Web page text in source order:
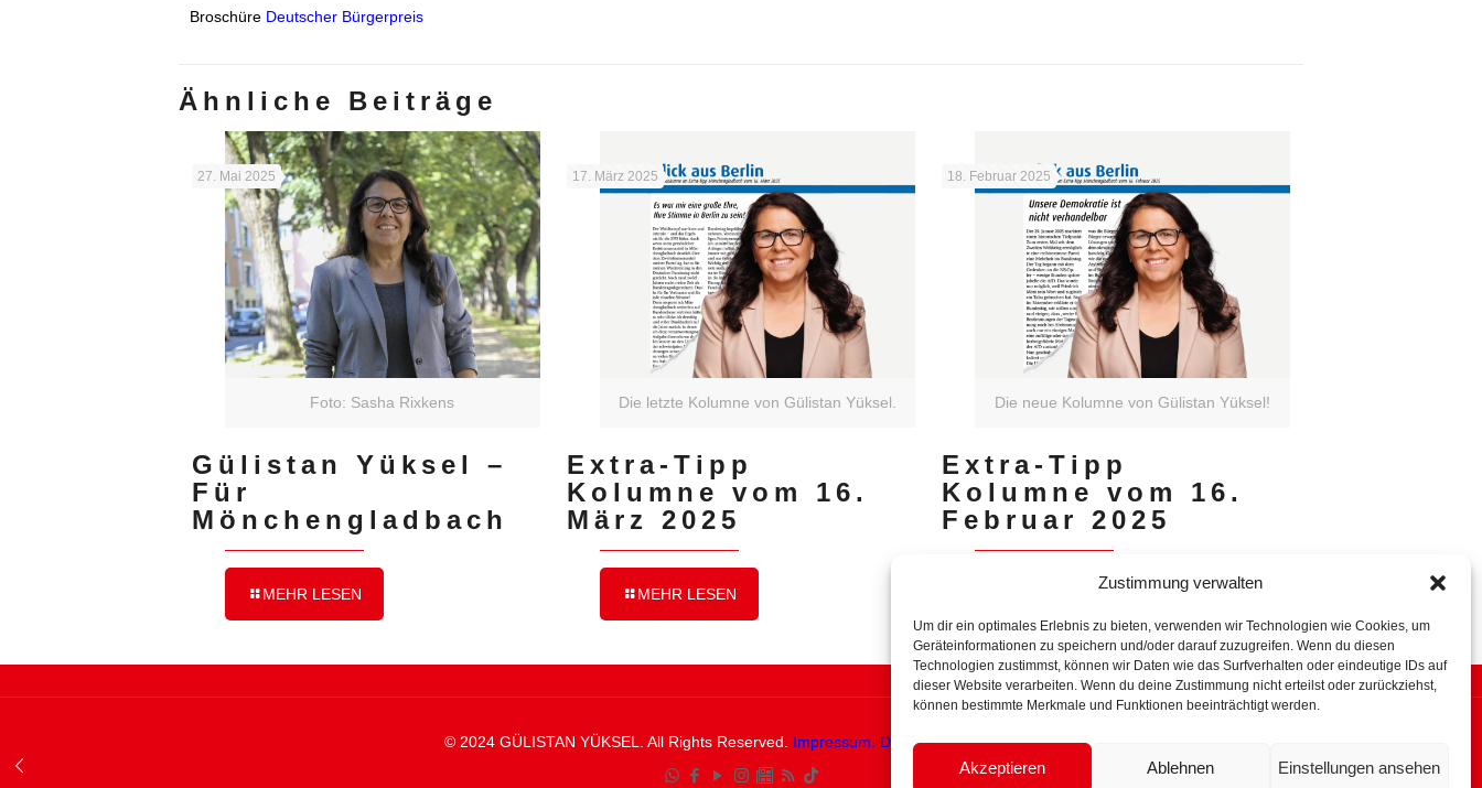
Zustimmung verwalten
Um dir ein optimales Erlebnis zu bieten, verwenden wir Technologien wie Cookies, um
Geräteinformationen zu speichern und/oder darauf zuzugreifen. Wenn du diesen
Technologien zustimmst, können wir Daten wie das Surfverhalten oder eindeutige IDs auf
dieser Website verarbeiten. Wenn du deine Zustimmung nicht erteilst oder zurückziehst,
können bestimmte Merkmale und Funktionen beeinträchtigt werden.
Akzeptieren Ablehnen Einstellungen ansehen
Broschüre Deutscher Bürgerpreis
Ähnliche Beiträge
Foto: Sasha Rixkens
27. Mai 2025
Gülistan Yüksel –
Für
Mönchengladbach
MEHR LESEN
Die letzte Kolumne von Gülistan Yüksel.
17. März 2025
Extra-Tipp
Kolumne vom 16.
März 2025
MEHR LESEN
Die neue Kolumne von Gülistan Yüksel!
18. Februar 2025
Extra-Tipp
Kolumne vom 16.
Februar 2025
MEHR LESEN
© 2024 GÜLISTAN YÜKSEL. All Rights Reserved. Impressum. Datenschutzerklärung.